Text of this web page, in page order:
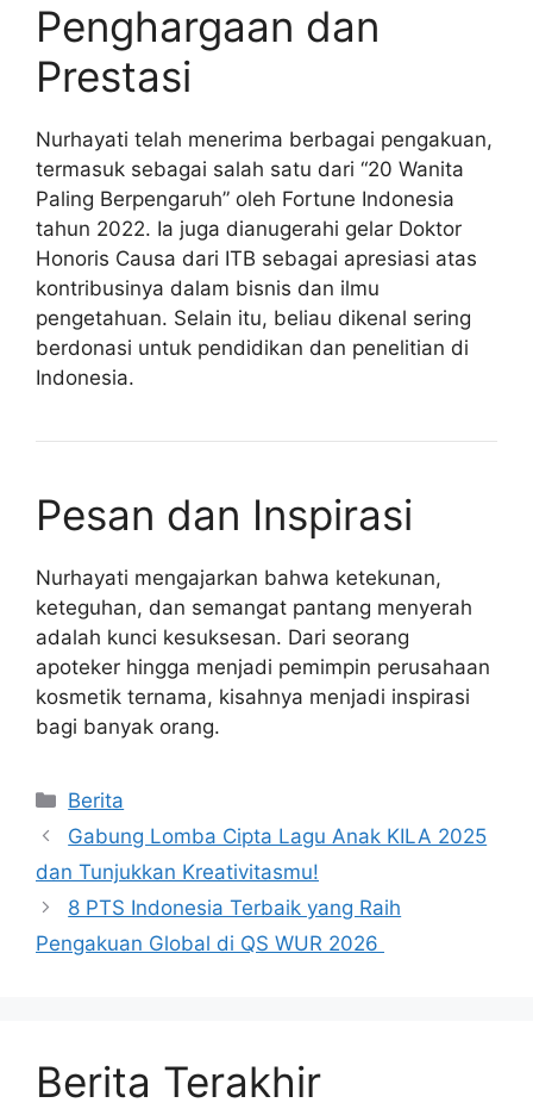
Penghargaan dan
Prestasi
Nurhayati telah menerima berbagai pengakuan,
termasuk sebagai salah satu dari “20 Wanita
Paling Berpengaruh” oleh Fortune Indonesia
tahun 2022. Ia juga dianugerahi gelar Doktor
Honoris Causa dari ITB sebagai apresiasi atas
kontribusinya dalam bisnis dan ilmu
pengetahuan. Selain itu, beliau dikenal sering
berdonasi untuk pendidikan dan penelitian di
Indonesia.
Pesan dan Inspirasi
Nurhayati mengajarkan bahwa ketekunan,
keteguhan, dan semangat pantang menyerah
adalah kunci kesuksesan. Dari seorang
apoteker hingga menjadi pemimpin perusahaan
kosmetik ternama, kisahnya menjadi inspirasi
bagi banyak orang.
Kategori
Berita
Gabung Lomba Cipta Lagu Anak KILA 2025
dan Tunjukkan Kreativitasmu!
8 PTS Indonesia Terbaik yang Raih
Pengakuan Global di QS WUR 2026
Berita Terakhir